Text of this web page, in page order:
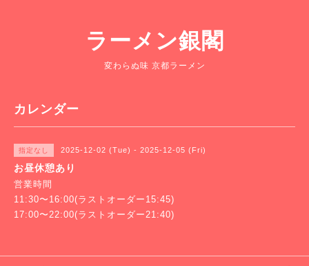
ラーメン銀閣
変わらぬ味 京都ラーメン
カレンダー
指定なし 2025-12-02 (Tue) - 2025-12-05 (Fri)
お昼休憩あり
営業時間
11:30〜16:00(ラストオーダー15:45)
17:00〜22:00(ラストオーダー21:40)